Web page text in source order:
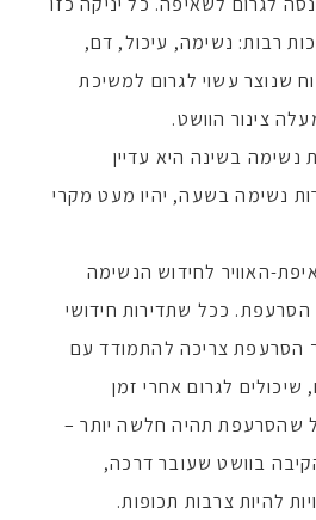
רבות: נשימה, עיכול, דם,
שנוצר עשוי לגרום למשיכת
צינור הוושט.
בשינה היא עדיין
למשל 5 עצירות נשימה בשעה, יהיו מעט מקרי
האוויר לחידוש הנשימה
ככל שתדירות חידושי
הסרעפת צריכה להתמודד עם
שיכולים לגרום אחרי זמן
שהסרעפת תהיה חלשה יותר –
בוושט שעובר דרכה,
להיות צרבות תכופות.